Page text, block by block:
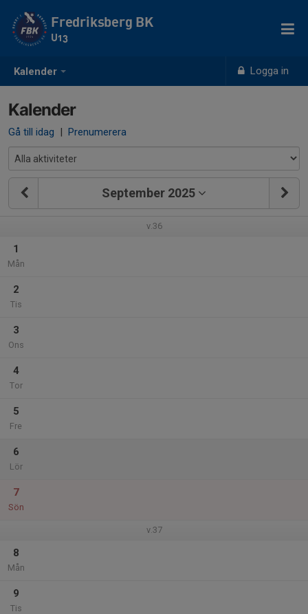
Kalender Logga in
Fredriksberg BK
U13
Kalender
Gå till idag | Prenumerera
September 2025
v.36
1
Mån
2
Tis
3
Ons
4
Tor
5
Fre
6
Lör
7
Sön
v.37
8
Mån
9
Tis